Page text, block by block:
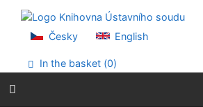
Go to menu
Accessibility declaration
Česky English
In the basket (0)